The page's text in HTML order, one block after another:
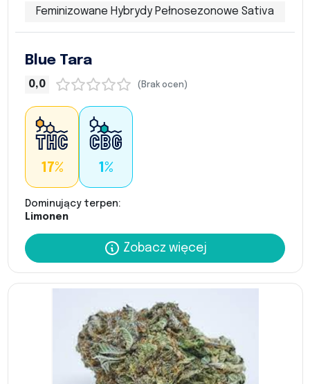
Feminizowane Hybrydy Pełnosezonowe Sativa
Blue Tara
0,0 (Brak ocen)
17% 1%
Dominujący terpen:
Limonen
Zobacz więcej